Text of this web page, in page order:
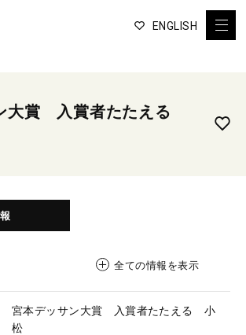
ENGLISH
大賞 入賞者たたえる
全ての情報を表示
宮本デッサン大賞 入賞者たたえる 小
松